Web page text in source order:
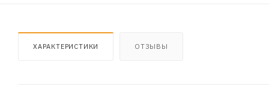
ХАРАКТЕРИСТИКИ ОТЗЫВЫ